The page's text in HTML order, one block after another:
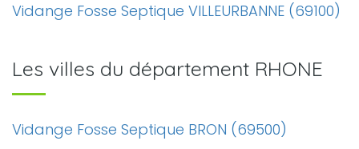
Vidange Fosse Septique VILLEURBANNE (69100)
Les villes du département RHONE
Vidange Fosse Septique BRON (69500)